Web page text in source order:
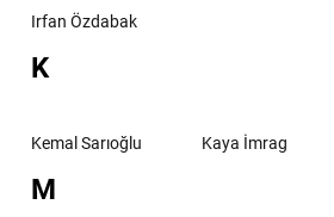
Irfan Özdabak
K
Kemal Sarıoğlu Kaya İmrag
M